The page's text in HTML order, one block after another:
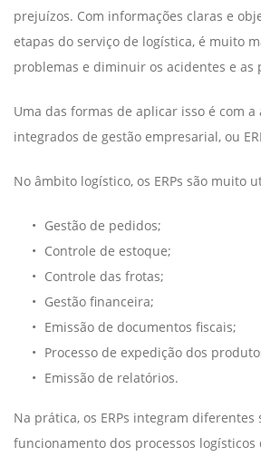
prejuízos. Com informações claras e
etapas do serviço de logística, é muito
problemas e diminuir os acidentes e as
Uma das formas de aplicar isso é com
integrados de gestão empresarial, ou
No âmbito logístico, os ERPs são muito
Gestão de pedidos;
Controle de estoque;
Controle das frotas;
Gestão financeira;
Emissão de documentos fiscais;
Processo de expedição dos
Emissão de relatórios.
Na prática, os ERPs integram
funcionamento dos processos logísticos